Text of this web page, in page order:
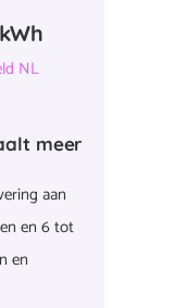
NL
meer
aan
en 6 tot
en